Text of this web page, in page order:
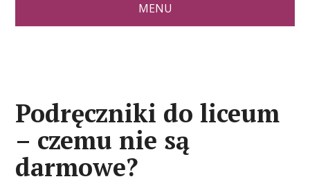
MENU
Podręczniki do liceum
– czemu nie są
darmowe?